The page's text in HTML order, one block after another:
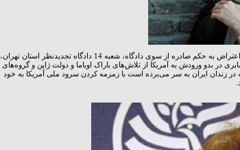
رکسانا صابری «خبرنگار ایرانی – آمریکایی» بود که به اتهام جاسوسی دستگیر شده بود پس از اعتراض به حکم صادره از سوی دادگاه، شعبه 14 دادگاه تجدیدنظر استان تهران،
در بدو ورودش به آمریکا از تلاش‌های باراک اوباما و دولت ژاپن و گروه‌های
زندان ایران به سر می‌برده است با زمزمه کردن سرود ملی آمریکا به خود